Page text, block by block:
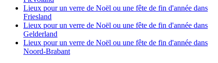
Lieux pour un verre de Noël ou une fête de fin d'année dans
Friesland
Lieux pour un verre de Noël ou une fête de fin d'année dans
Gelderland
Lieux pour un verre de Noël ou une fête de fin d'année dans
Noord-Brabant